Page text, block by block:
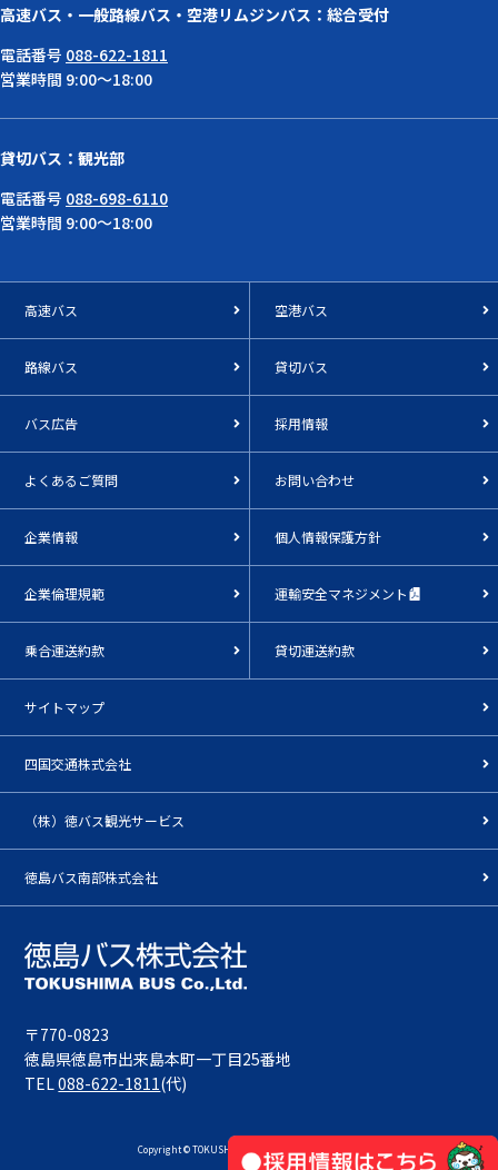
高速バス・一般路線バス・空港リムジンバス：総合受付
電話番号 088-622-1811
営業時間 9:00～18:00
貸切バス：観光部
電話番号 088-698-6110
営業時間 9:00～18:00
高速バス 空港バス
路線バス 貸切バス
バス広告 採用情報
よくあるご質問 お問い合わせ
企業情報 個人情報保護方針
企業倫理規範 運輸安全マネジメント
乗合運送約款 貸切運送約款
サイトマップ
四国交通株式会社
（株）徳バス観光サービス
徳島バス南部株式会社
〒770-0823
徳島県徳島市出来島本町一丁目25番地
TEL088-622-1811(代)
Copyright © TOKUSHIMA-BUS All Rights Reserved.